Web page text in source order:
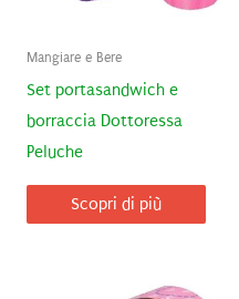
Mangiare e Bere
Set portasandwich e
borraccia Dottoressa
Peluche
Scopri di più